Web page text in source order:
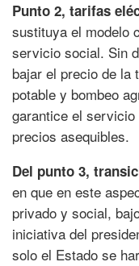
Punto 2, tarifas
sustituya el modelo
servicio social. Sin
bajar el precio de la
potable y bombeo
garantice el
precios asequibles.
Del punto 3,
en que en este
privado y social,
iniciativa del
solo el Estado se